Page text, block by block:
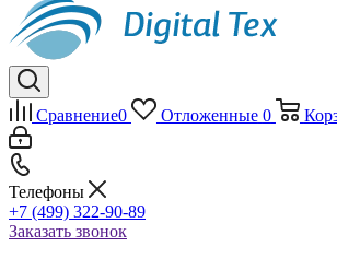
Сравнение0 Отложенные 0
Телефоны
+7 (499) 322-90-89
Заказать звонок